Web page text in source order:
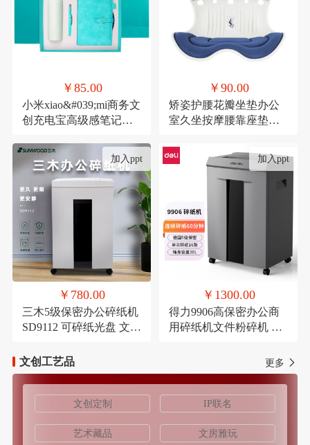
￥85.00
小米xiao&#039;mi商务文
创充电宝高级感笔记本
物
￥90.00
矫姿护腰花瓣坐垫办公
室久坐按摩腰靠座垫家
加入ppt
￥780.00
三木5级保密办公碎纸机
SD9112 可碎纸光盘 文件
加入ppt
￥1300.00
得力9906高保密办公商
用碎纸机文件粉碎机 长
文创工艺品
更多
文创定制 IP联名
艺术藏品 文房雅玩